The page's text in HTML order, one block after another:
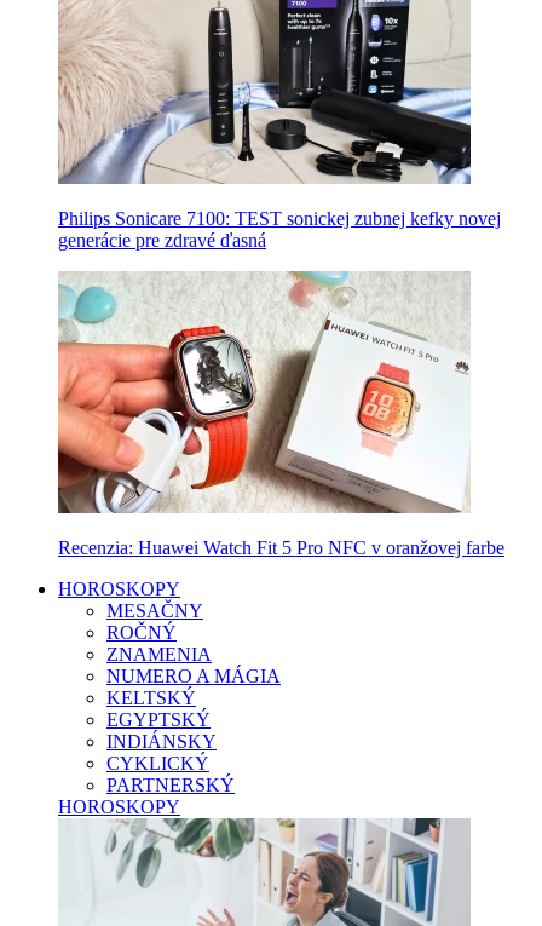
Philips Sonicare 7100: TEST sonickej zubnej kefky novej
generácie pre zdravé ďasná
Recenzia: Huawei Watch Fit 5 Pro NFC v oranžovej farbe
HOROSKOPY
MESAČNY
ROČNÝ
ZNAMENIA
NUMERO A MÁGIA
KELTSKÝ
EGYPTSKÝ
INDIÁNSKY
CYKLICKÝ
PARTNERSKÝ
HOROSKOPY